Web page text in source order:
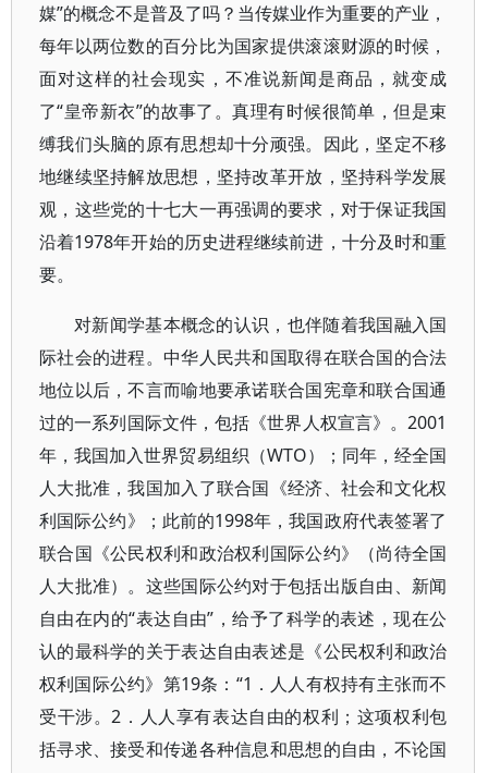
媒”的概念不是普及了吗？当传媒业作为重要的产业，
每年以两位数的百分比为国家提供滚滚财源的时候，
面对这样的社会现实，不准说新闻是商品，就变成
了“皇帝新衣”的故事了。真理有时候很简单，但是束
缚我们头脑的原有思想却十分顽强。因此，坚定不移
地继续坚持解放思想，坚持改革开放，坚持科学发展
观，这些党的十七大一再强调的要求，对于保证我国
沿着1978年开始的历史进程继续前进，十分及时和重
要。
对新闻学基本概念的认识，也伴随着我国融入国
际社会的进程。中华人民共和国取得在联合国的合法
地位以后，不言而喻地要承诺联合国宪章和联合国通
过的一系列国际文件，包括《世界人权宣言》。2001
年，我国加入世界贸易组织（WTO）；同年，经全国
人大批准，我国加入了联合国《经济、社会和文化权
利国际公约》；此前的1998年，我国政府代表签署了
联合国《公民权利和政治权利国际公约》（尚待全国
人大批准）。这些国际公约对于包括出版自由、新闻
自由在内的“表达自由”，给予了科学的表述，现在公
认的最科学的关于表达自由表述是《公民权利和政治
权利国际公约》第19条：“1．人人有权持有主张而不
受干涉。2．人人享有表达自由的权利；这项权利包
括寻求、接受和传递各种信息和思想的自由，不论国